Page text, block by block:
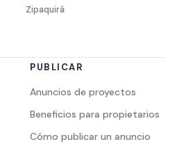
Zipaquirá
PUBLICAR
Anuncios de proyectos
Beneficios para propietarios
Cómo publicar un anuncio